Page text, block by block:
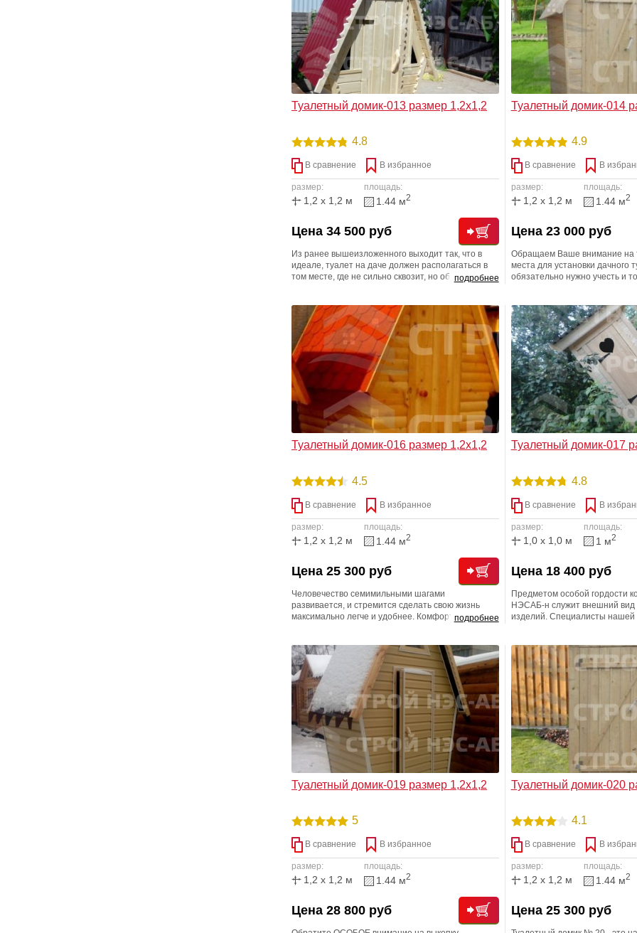
Туалетный домик-013 размер 1,2х1,2
4.8
В сравнение В избранное
размер:
1,2 x 1,2 м
площадь:
1.44 м2
Цена 34 500 руб
подробнее
Из ранее вышеизложенного выходит так, что в
идеале, туалет на даче должен располагаться в
том месте, где не сильно сквозит, но обязательно
если ваш участок не обнесен сплошным забором
и вся ваша дачная жизнь видна как на ладони.
Туалетный домик-014
4.9
В сравнение В
размер:
1,2 x 1,2 м
площадь:
1.44 м2
Цена 23 000 руб
Обращаем Ваше внимание на
места для установки дачного
обязательно нужно учесть и
придется производить чистку
чего бы крайне нам не
Туалетный домик-016 размер 1,2х1,2
4.5
В сравнение В избранное
размер:
1,2 x 1,2 м
площадь:
1.44 м2
Цена 25 300 руб
подробнее
Человечество семимильными шагами
развивается, и стремится сделать свою жизнь
максимально легче и удобнее. Комфорт окружает
постройкой на дачном участке должен быть
отдельно стоящий маленький домик.
Туалетный домик-017
4.8
В сравнение В
размер:
1,0 x 1,0 м
площадь:
1 м2
Цена 18 400 руб
Предметом особой гордости
НЭСАБ-н служит внешний вид
изделий. Специалисты нашей
разработок различных
Мы СЧАСТЛИВЫ удивлять
проекта не включены Щитовая
Туалетный домик-019 размер 1,2х1,2
5
В сравнение В избранное
размер:
1,2 x 1,2 м
площадь:
1.44 м2
Цена 28 800 руб
Туалетный домик-020
4.1
В сравнение В
размер:
1,2 x 1,2 м
площадь:
1.44 м2
Цена 25 300 руб